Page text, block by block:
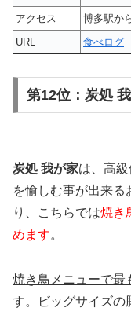
アクセス
博多駅か
URL
食べログ
第12位：炭処
炭処 我が家は、高
を愉しむ事が出来る
り、こちらでは焼き
めます。
焼き鳥メニューで最
す。ビッグサイズの